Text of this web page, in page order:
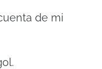
de mi